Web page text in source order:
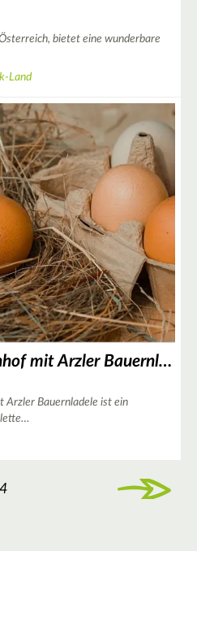
bietet eine wunderbare
Land
Milchschafhof Mallnhof mit Arzler Bauernladele - Bauernladen
Arzler Bauernladele ist ein
4